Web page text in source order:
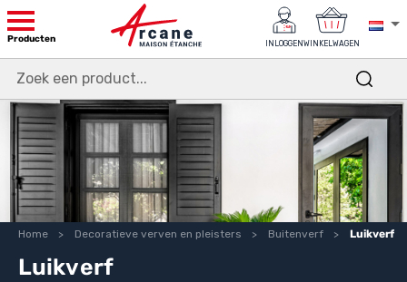
Producten INLOGGENWINKELWAGEN
Home Decoratieve verven en pleisters Buitenverf Luikverf
Luikverf